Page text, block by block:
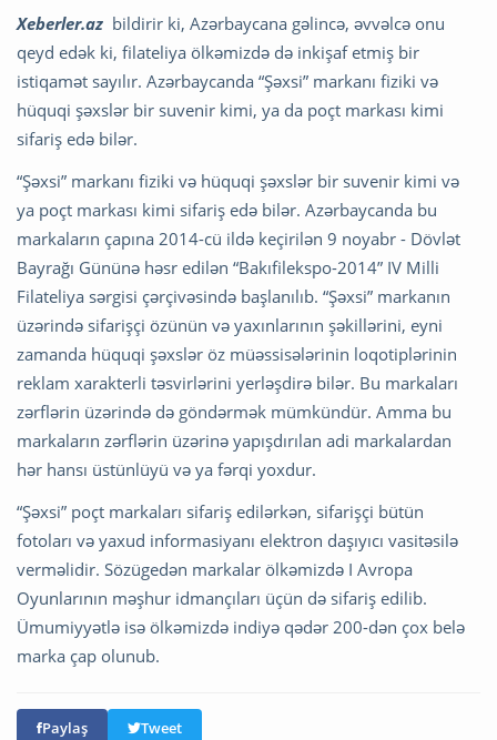
Xeberler.az bildirir ki, Azərbaycana gəlincə, əvvəlcə onu
qeyd edək ki, filateliya ölkəmizdə də inkişaf etmiş bir
istiqamət sayılır. Azərbaycanda “Şəxsi” markanı fiziki və
hüquqi şəxslər bir suvenir kimi, ya da poçt markası kimi
sifariş edə bilər.
“Şəxsi” markanı fiziki və hüquqi şəxslər bir suvenir kimi və
ya poçt markası kimi sifariş edə bilər. Azərbaycanda bu
markaların çapına 2014-cü ildə keçirilən 9 noyabr - Dövlət
Bayrağı Gününə həsr edilən “Bakıfilekspo-2014” IV Milli
Filateliya sərgisi çərçivəsində başlanılıb. “Şəxsi” markanın
üzərində sifarişçi özünün və yaxınlarının şəkillərini, eyni
zamanda hüquqi şəxslər öz müəssisələrinin loqotiplərinin
reklam xarakterli təsvirlərini yerləşdirə bilər. Bu markaları
zərflərin üzərində də göndərmək mümkündür. Amma bu
markaların zərflərin üzərinə yapışdırılan adi markalardan
hər hansı üstünlüyü və ya fərqi yoxdur.
“Şəxsi” poçt markaları sifariş edilərkən, sifarişçi bütün
fotoları və yaxud informasiyanı elektron daşıyıcı vasitəsilə
verməlidir. Sözügedən markalar ölkəmizdə I Avropa
Oyunlarının məşhur idmançıları üçün də sifariş edilib.
Ümumiyyətlə isə ölkəmizdə indiyə qədər 200-dən çox belə
marka çap olunub.
Paylaş Tweet